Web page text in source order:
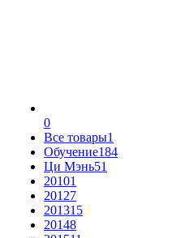
0
Все товары1
Обучение184
Ци Мэнь51
20101
20127
201315
20148